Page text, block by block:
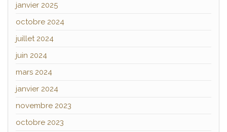
janvier 2025
octobre 2024
juillet 2024
juin 2024
mars 2024
janvier 2024
novembre 2023
octobre 2023